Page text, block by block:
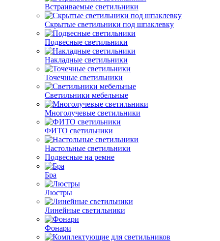
Встраиваемые светильники
Скрытые светильники под шпаклевку
Подвесные светильники
Накладные светильники
Точечные светильники
Светильники мебельные
Многолучевые светильники
ФИТО светильники
Настольные светильники
Подвесные на ремне
Бра
Люстры
Линейные светильники
Фонари